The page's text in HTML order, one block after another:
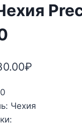
₽
Чехия